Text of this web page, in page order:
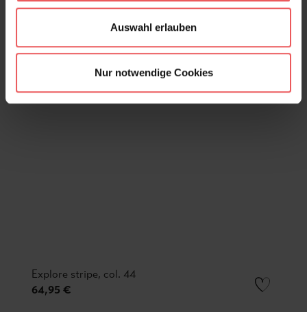
Auswahl erlauben
Nur notwendige Cookies
Explore stripe, col. 44
64,95 €